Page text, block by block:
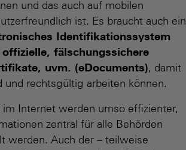
und das auch auf mobilen
ist. Es braucht auch ein
Identifikationssystem
fälschungs­sichere
uvm. (eDocuments), damit
und rechtsgültig arbeiten können.
im Internet werden umso effizienter,
zentral für alle Behörden
werden. Auch der – teilweise